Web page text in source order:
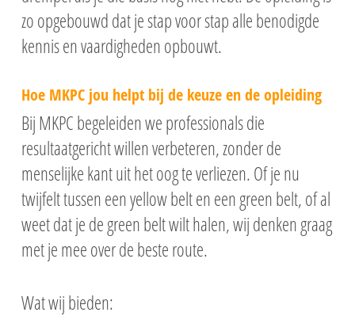
zo opgebouwd dat je stap voor stap alle benodigde
kennis en vaardigheden opbouwt.
Hoe MKPC jou helpt bij de keuze en de opleiding
Bij MKPC begeleiden we professionals die
resultaatgericht willen verbeteren, zonder de
menselijke kant uit het oog te verliezen. Of je nu
twijfelt tussen een yellow belt en een green belt, of al
weet dat je de green belt wilt halen, wij denken graag
met je mee over de beste route.
Wat wij bieden: